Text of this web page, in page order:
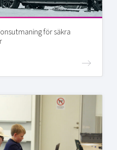
för säkra